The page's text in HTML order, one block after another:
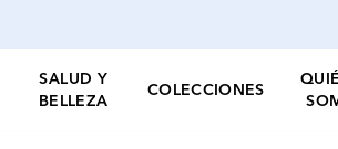
SALUD Y
BELLEZA
COLECCIONES